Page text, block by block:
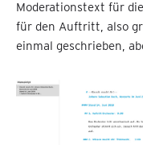
Moderationstext für
für den Auftritt, also
einmal geschrieben,